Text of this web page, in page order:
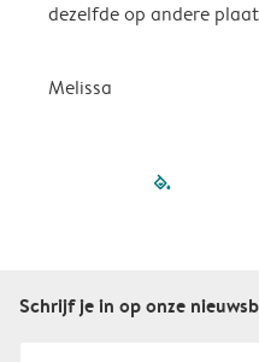
dezelfde op andere
Melissa
filled-
Schrijf je in op onze